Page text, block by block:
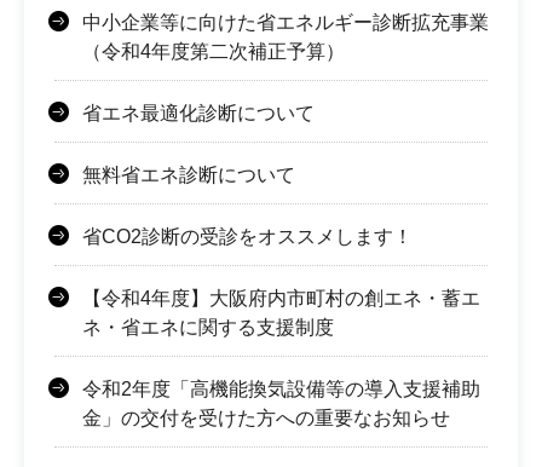
中小企業等に向けた省エネルギー診断拡充事業
（令和4年度第二次補正予算）
省エネ最適化診断について
無料省エネ診断について
省CO2診断の受診をオススメします！
【令和4年度】大阪府内市町村の創エネ・蓄エ
ネ・省エネに関する支援制度
令和2年度「高機能換気設備等の導入支援補助
金」の交付を受けた方への重要なお知らせ